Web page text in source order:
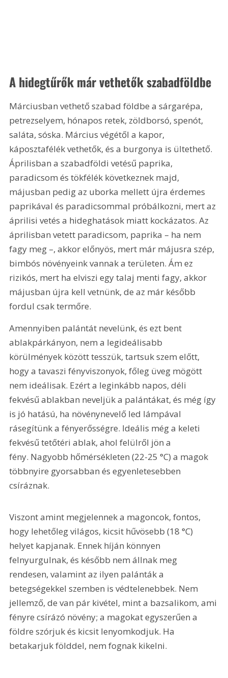
A hidegtűrők már vethetők szabadföldbe
Márciusban vethető szabad földbe a sárgarépa,
petrezselyem, hónapos retek, zöldborsó, spenót,
saláta, sóska. Március végétől a kapor,
káposztafélék vethetők, és a burgonya is ültethető.
Áprilisban a szabadföldi vetésű paprika,
paradicsom és tökfélék következnek majd,
májusban pedig az uborka mellett újra érdemes
paprikával és paradicsommal próbálkozni, mert az
áprilisi vetés a hideghatások miatt kockázatos. Az
áprilisban vetett paradicsom, paprika – ha nem
fagy meg –, akkor előnyös, mert már májusra szép,
bimbós növényeink vannak a területen. Ám ez
rizikós, mert ha elviszi egy talaj menti fagy, akkor
májusban újra kell vetnünk, de az már később
fordul csak termőre.
Amennyiben palántát nevelünk, és ezt bent
ablakpárkányon, nem a legideálisabb
körülmények között tesszük, tartsuk szem előtt,
hogy a tavaszi fényviszonyok, főleg üveg mögött
nem ideálisak. Ezért a leginkább napos, déli
fekvésű ablakban neveljük a palántákat, és még így
is jó hatású, ha növénynevelő led lámpával
rásegítünk a fényerősségre. Ideális még a keleti
fekvésű tetőtéri ablak, ahol felülről jön a
fény. Nagyobb hőmérsékleten (22-25 °C) a magok
többnyire gyorsabban és egyenletesebben
csíráznak.
Viszont amint megjelennek a magoncok, fontos,
hogy lehetőleg világos, kicsit hűvösebb (18 °C)
helyet kapjanak. Ennek híján könnyen
felnyurgulnak, és később nem állnak meg
rendesen, valamint az ilyen palánták a
betegségekkel szemben is védtelenebbek. Nem
jellemző, de van pár kivétel, mint a bazsalikom, ami
fényre csírázó növény; a magokat egyszerűen a
földre szórjuk és kicsit lenyomkodjuk. Ha
betakarjuk földdel, nem fognak kikelni.